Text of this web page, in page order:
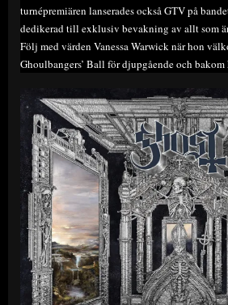
turnépremiären lanserades också GTV på
dedikerad till exklusiv bevakning av allt som
Följ med värden Vanessa Warwick när hon
Ghoulbangers’ Ball för djupgående och